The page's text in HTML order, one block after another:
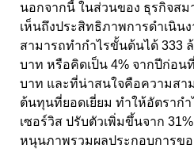
นอกจากนี้ ในส่วนของ ธุรกิจสม
เห็นถึงประสิทธิภาพการดำเนิน
สามารถทำกำไรขั้นต้นได้ 333
บาท หรือคิดเป็น 4% จากปีก่อน
บาท และที่น่าสนใจคือความสา
ต้นทุนที่ยอดเยี่ยม ทำให้อัตราก
เซอร์วิส ปรับตัวเพิ่มขึ้นจาก
หนุนภาพรวมผลประกอบการขอ